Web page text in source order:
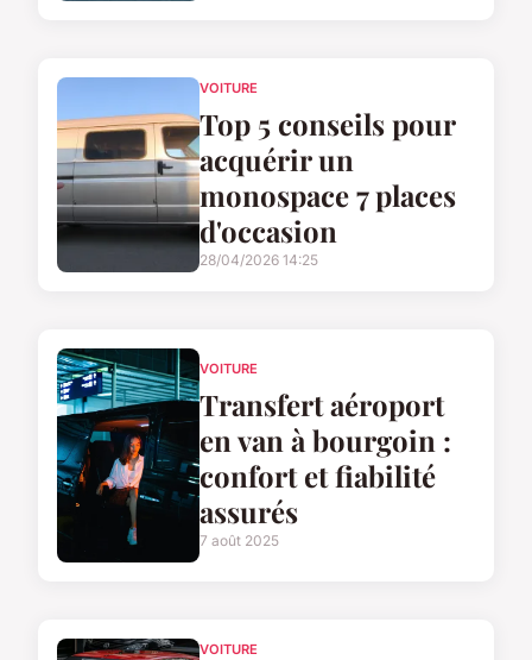
VOITURE
Top 5 conseils pour
acquérir un
monospace 7 places
d'occasion
28/04/2026 14:25
VOITURE
Transfert aéroport
en van à bourgoin :
confort et fiabilité
assurés
7 août 2025
VOITURE